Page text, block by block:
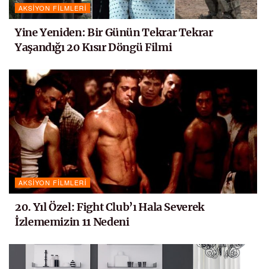
AKSIYON FILMLERI
Yine Yeniden: Bir Günün Tekrar Tekrar
Yaşandığı 20 Kısır Döngü Filmi
AKSIYON FILMLERI
20. Yıl Özel: Fight Club’ı Hala Severek
İzlememizin 11 Nedeni